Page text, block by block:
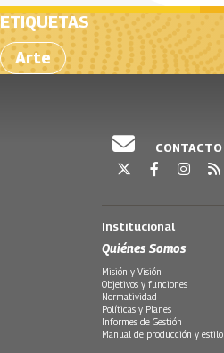
ETIQUETAS
Arte
CONTACTO
Institucional
Quiénes Somos
Misión y Visión
Objetivos y funciones
Normatividad
Políticas y Planes
Informes de Gestión
Manual de producción y estilo